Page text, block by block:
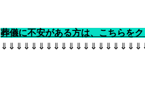
葬儀に不安がある方は、こちらをク